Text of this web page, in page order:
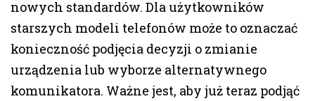
nowych standardów. Dla użytkowników
starszych modeli telefonów może to oznaczać
konieczność podjęcia decyzji o zmianie
urządzenia lub wyborze alternatywnego
komunikatora. Ważne jest, aby już teraz podjąć